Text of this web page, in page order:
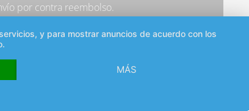
por contra reembolso.
y para mostrar anuncios de acuerdo con los
MÁS